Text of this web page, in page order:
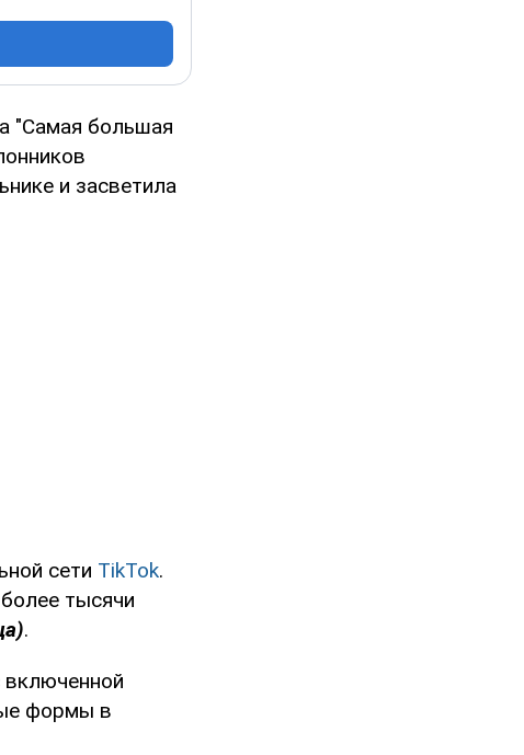
"Самая большая
и засветила
сети TikTok.
тысячи
.
включенной
формы в